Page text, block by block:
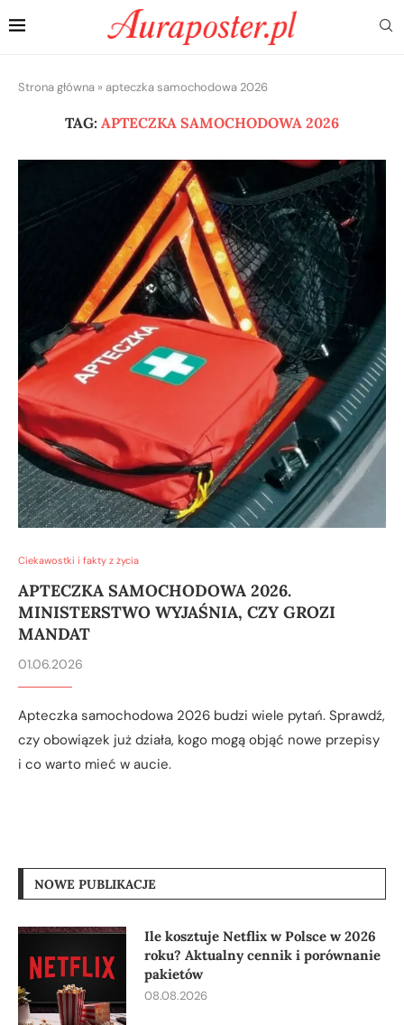
Strona główna » apteczka samochodowa 2026
TAG: APTECZKA SAMOCHODOWA 2026
Ciekawostki i fakty z życia
APTECZKA SAMOCHODOWA 2026.
MINISTERSTWO WYJAŚNIA, CZY GROZI
MANDAT
01.06.2026
Apteczka samochodowa 2026 budzi wiele pytań. Sprawdź,
czy obowiązek już działa, kogo mogą objąć nowe przepisy
i co warto mieć w aucie.
NOWE PUBLIKACJE
Ile kosztuje Netflix w Polsce w 2026
roku? Aktualny cennik i porównanie
pakietów
08.08.2026